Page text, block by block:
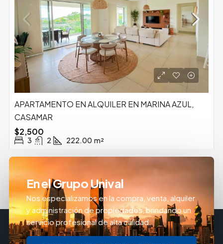
APARTAMENTO EN ALQUILER EN MARINA AZUL,
CASAMAR
$2,500
3 2 222.00 m²
En el Grupo Unival
Nos especializamos en la compra, venta, alquiler
y administración de propiedades, brindando un
servicio profesional de alta calidad.